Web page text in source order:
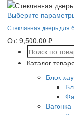
Выберите
Стеклянная дверь для
От: 9,500.00 ₽
Каталог
Блок
Вагонка